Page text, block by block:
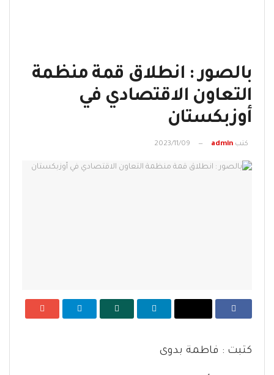
بالصور : انطلاق قمة منظمة
التعاون الاقتصادي في
أوزبكستان
كتب admin
2023/11/09
كتبت : فاطمة بدوى